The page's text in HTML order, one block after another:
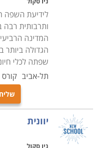
הלימוד. לימוד שפות
אופקים בעבור כל תלמיד
לידיעת השפה
ותרבותית רבה
המדינה
הגדולה
שפתה לכלי
תל-אביב קורס
יוונית
ניו סקול